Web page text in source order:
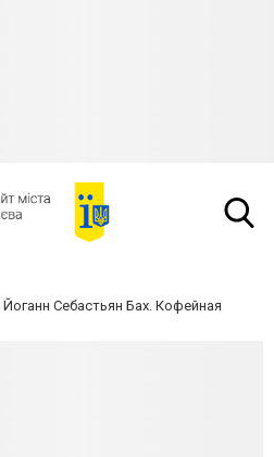
Йоганн Себастьян Бах. Кофейная